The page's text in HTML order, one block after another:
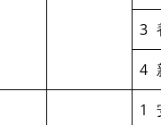
3
4
1